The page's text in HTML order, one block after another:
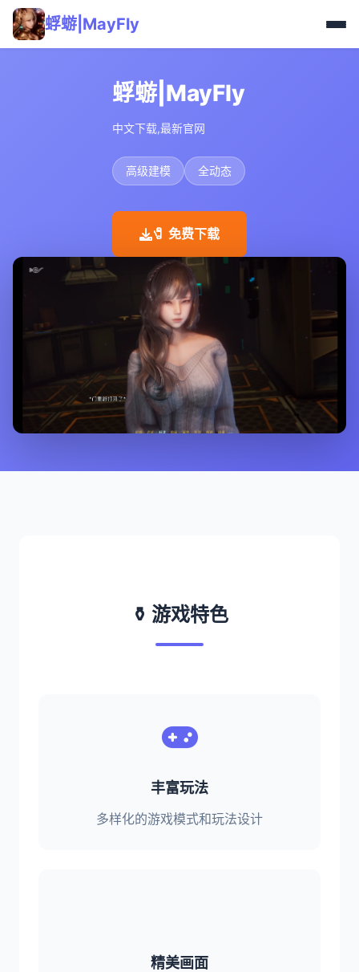
蜉蝣|MayFly
蜉蝣|MayFly
中文下载,最新官网
高级建模 全动态
🧷 免费下载
⚱️ 游戏特色
丰富玩法
多样化的游戏模式和玩法设计
精美画面